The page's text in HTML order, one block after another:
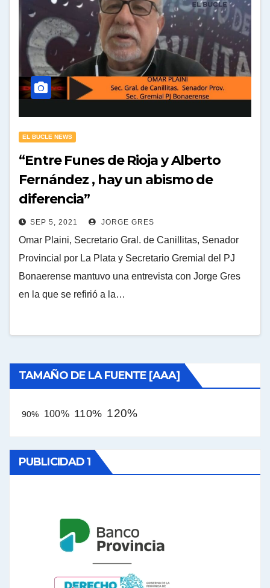
EL BUCLE NEWS
“Entre Funes de Rioja y Alberto
Fernández , hay un abismo de
diferencia”
SEP 5, 2021 JORGE GRES
Omar Plaini, Secretario Gral. de Canillitas, Senador
Provincial por La Plata y Secretario Gremial del PJ
Bonaerense mantuvo una entrevista con Jorge Gres
en la que se refirió a la…
TAMAÑO DE LA FUENTE [AAA]
90% 100% 110% 120%
PUBLICIDAD 1